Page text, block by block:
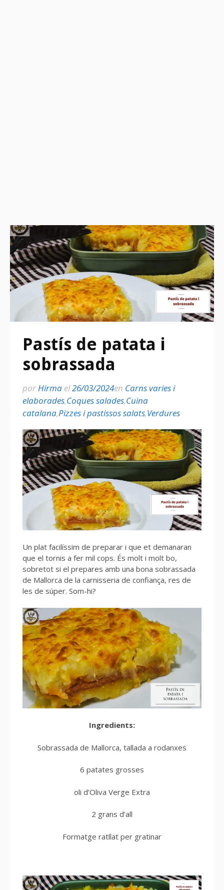
Pastís de patata i
sobrassada
porHirma el26/03/2024en Carns varies i
elaborades,Coques salades,Cuina
catalana,Pizzes i pastissos salats,Verdures
Un plat facilíssim de preparar i que et demanaran
que el tornis a fer mil cops. És molt i molt bo,
sobretot si el prepares amb una bona sobrassada
de Mallorca de la carnisseria de confiança, res de
les de súper. Som-hi?
Ingredients:
Sobrassada de Mallorca, tallada a rodanxes
6 patates grosses
oli d’Oliva Verge Extra
2 grans d’all
Formatge ratllat per gratinar